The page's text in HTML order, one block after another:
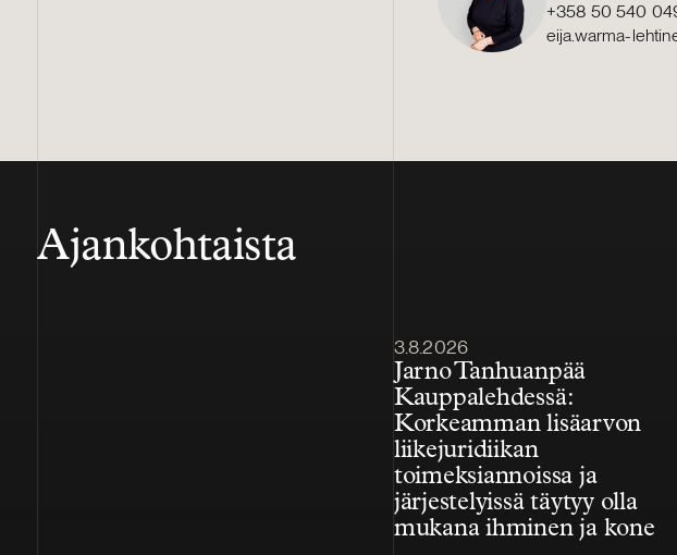
+358 50 540
eija.warma-
Ajankohtaista
Julkaistu
3.8.2026
Jarno Tanhuanpää
Kauppalehdessä:
Korkeamman lisäarvon
liikejuridiikan
toimeksiannoissa ja
järjestelyissä täytyy olla
mukana ihminen ja kone